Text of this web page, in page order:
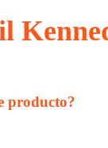
producto?